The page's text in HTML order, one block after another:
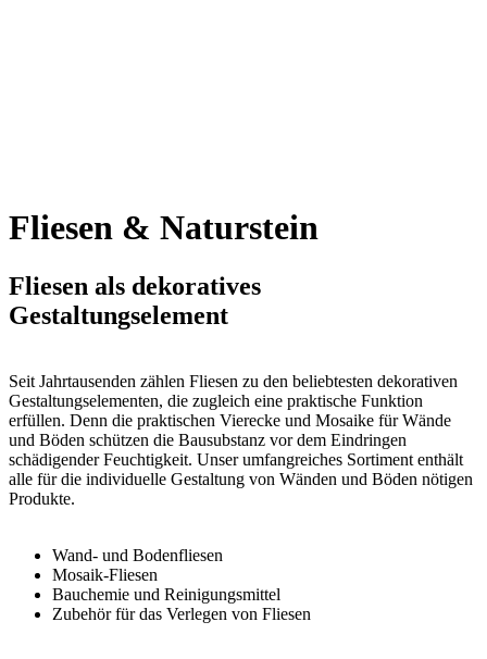
Fliesen & Naturstein
Fliesen als dekoratives
Gestaltungselement
Seit Jahrtausenden zählen Fliesen zu den beliebtesten dekorativen
Gestaltungselementen, die zugleich eine praktische Funktion
erfüllen. Denn die praktischen Vierecke und Mosaike für Wände
und Böden schützen die Bausubstanz vor dem Eindringen
schädigender Feuchtigkeit. Unser umfangreiches Sortiment enthält
alle für die individuelle Gestaltung von Wänden und Böden nötigen
Produkte.
Wand- und Bodenfliesen
Mosaik-Fliesen
Bauchemie und Reinigungsmittel
Zubehör für das Verlegen von Fliesen